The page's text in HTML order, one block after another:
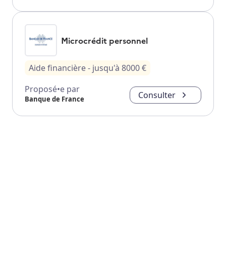
Microcrédit personnel
Aide financière- jusqu'à 8000€
Proposé•e par
Banque de France Consulter